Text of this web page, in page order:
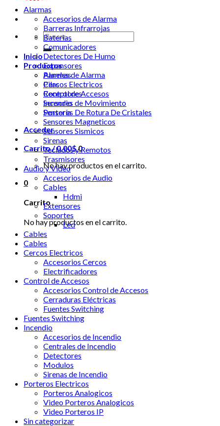
Buscar
por:
Inicio
Productos
Alarmas
Cercos Electricos
Control de Accesos
Incendio
Portería
Acceder
Carrito /0.00$0
No hay productos en el carrito.
0
Carrito
No hay productos en el carrito.
Alarmas
Accesorios de Alarma
Barreras Infrarrojas
Baterias
Comunicadores
Detectores De Humo
Expansores
Paneles de Alarma
Pilas
Receptores
Sensores de Movimiento
Sensores De Rotura De Cristales
Sensores Magneticos
Sensores Sismicos
Sirenas
Teclados y Remotos
Trasmisores
Audio y Video
Accesorios de Audio
Cables
Hdmi
Extensores
Soportes
Led
Cables
Cables
Cercos Electricos
Accesorios Cercos
Electrificadores
Control de Accesos
Accesorios Control de Accesos
Cerraduras Eléctricas
Fuentes Switching
Fuentes Switching
Incendio
Accesorios de Incendio
Centrales de Incendio
Detectores
Modulos
Sirenas de Incendio
Porteros Electricos
Porteros Analogicos
Video Porteros Analogicos
Video Porteros IP
Sin categorizar